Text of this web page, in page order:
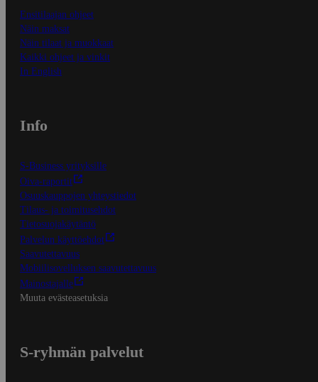
Ensitilaajan ohjeet
Näin maksat
Näin tilaat ja muokkaat
Kaikki ohjeet ja vinkit
In English
Info
S-Business yrityksille
Oiva-raportit
Osuuskauppojen yhteystiedot
Tilaus- ja toimitusehdot
Tietosuojakäytäntö
Palvelun käyttöehdot
Saavutettavuus
Mobiilisovelluksen saavutettavuus
Mainostajalle
Muuta evästeasetuksia
S-ryhmän palvelut